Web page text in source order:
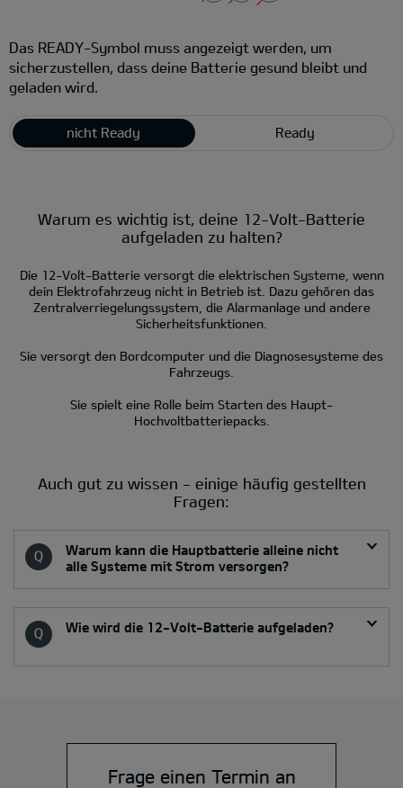
Das READY-Symbol muss angezeigt werden, um
sicherzustellen, dass deine Batterie gesund bleibt und
geladen wird.
nicht Ready Ready
Warum es wichtig ist, deine 12-Volt-Batterie
aufgeladen zu halten?
Die 12-Volt-Batterie versorgt die elektrischen Systeme, wenn
dein Elektrofahrzeug nicht in Betrieb ist. Dazu gehören das
Zentralverriegelungssystem, die Alarmanlage und andere
Sicherheitsfunktionen.
Sie versorgt den Bordcomputer und die Diagnosesysteme des
Fahrzeugs.
Sie spielt eine Rolle beim Starten des Haupt-
Hochvoltbatteriepacks.
Auch gut zu wissen - einige häufig gestellten
Fragen:
Warum kann die Hauptbatterie alleine nicht
alle Systeme mit Strom versorgen?
Wie wird die 12-Volt-Batterie aufgeladen?
Frage einen Termin an